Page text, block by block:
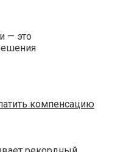
— это
компенсацию